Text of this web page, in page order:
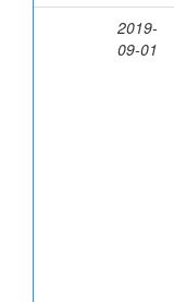
2019-
09-01